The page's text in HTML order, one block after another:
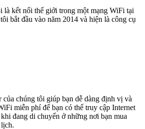
là kết nối thế giới trong một mạng WiFi tại
bắt đầu vào năm 2014 và hiện là công cụ
chúng tôi giúp bạn dễ dàng định vị và
miễn phí để bạn có thể truy cập Internet
đang di chuyển ở những nơi bạn mua